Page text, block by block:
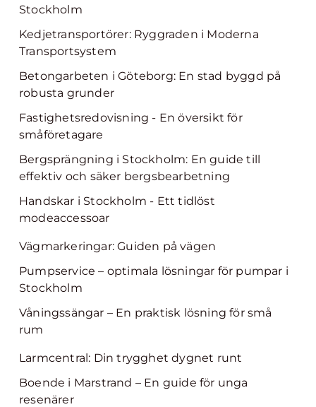
Stockholm
Kedjetransportörer: Ryggraden i Moderna
Transportsystem
Betongarbeten i Göteborg: En stad byggd på
robusta grunder
Fastighetsredovisning - En översikt för
småföretagare
Bergsprängning i Stockholm: En guide till
effektiv och säker bergsbearbetning
Handskar i Stockholm - Ett tidlöst
modeaccessoar
Vägmarkeringar: Guiden på vägen
Pumpservice – optimala lösningar för pumpar i
Stockholm
Våningssängar – En praktisk lösning för små
rum
Larmcentral: Din trygghet dygnet runt
Boende i Marstrand – En guide för unga
resenärer